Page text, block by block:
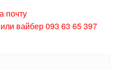
почту
вайбер 093 63 65 397